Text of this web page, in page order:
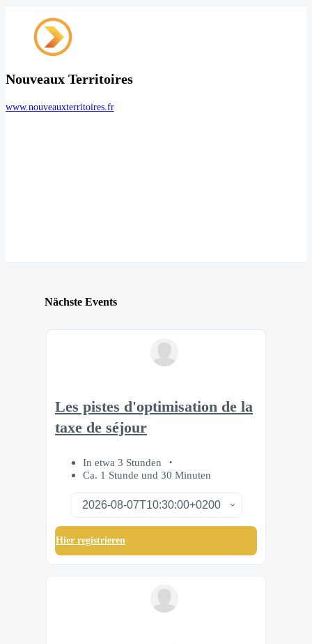
Nouveaux Territoires
www.nouveauxterritoires.fr
Nächste Events
Les pistes d'optimisation de la
taxe de séjour
In etwa 3 Stunden
Ca. 1 Stunde und 30 Minuten
Hier registrieren